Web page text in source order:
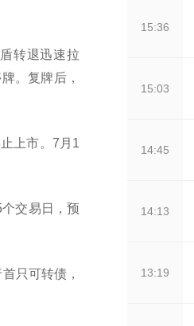
转退迅速拉
。复牌后，
上市。7月1
交易日，预
只可转债，
15:36
15:03
14:45
14:13
13:19